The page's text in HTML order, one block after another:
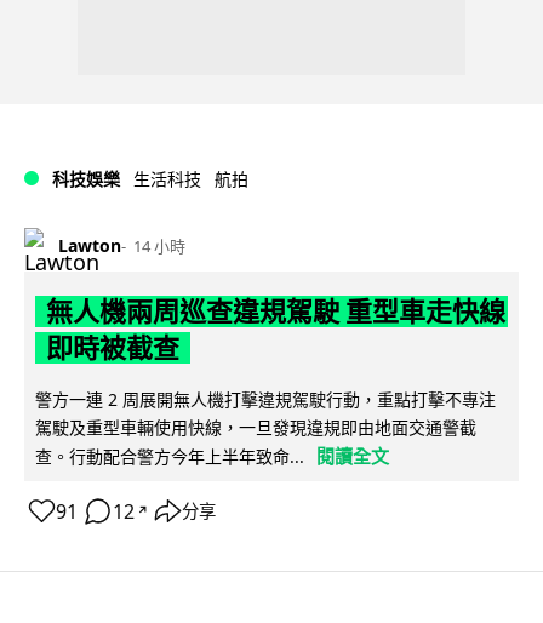
科技娛樂 生活科技 航拍
Lawton 14 小時
無人機兩周巡查違規駕駛 重型車走快線
即時被截查
警方一連 2 周展開無人機打擊違規駕駛行動，重點打擊不專注
駕駛及重型車輛使用快線，一旦發現違規即由地面交通警截
查。行動配合警方今年上半年致命...
閱讀全文
91 12 ↗ 分享